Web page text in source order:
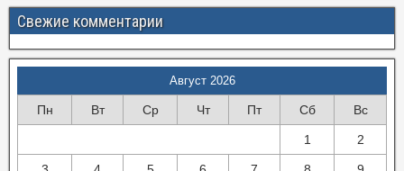
Свежие комментарии
Август 2026
Пн Вт Ср Чт Пт Сб Вс
1 2